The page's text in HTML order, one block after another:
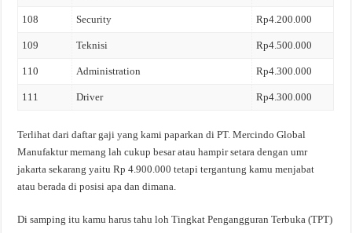
108 Security Rp4.200.000
109 Teknisi Rp4.500.000
110 Administration Rp4.300.000
111 Driver Rp4.300.000
Terlihat dari daftar gaji yang kami paparkan di PT. Mercindo Global
Manufaktur memang lah cukup besar atau hampir setara dengan umr
jakarta sekarang yaitu Rp 4.900.000 tetapi tergantung kamu menjabat
atau berada di posisi apa dan dimana.
Di samping itu kamu harus tahu loh Tingkat Pengangguran Terbuka (TPT)